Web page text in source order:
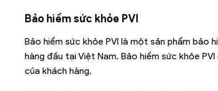
Bảo hiểm sức khỏe PVI
Bảo hiểm sức khỏe PVI là một sản phẩm
hàng đầu tại Việt Nam. Bảo hiểm sức khỏe
của khách hàng.